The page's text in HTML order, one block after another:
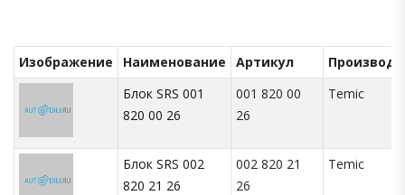
Изображение Наименование Артикул
Блок SRS 001
820 00 26
001 820 00
26
Temic
Блок SRS 002
820 21 26
002 820 21
26
Temic